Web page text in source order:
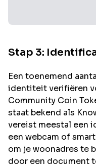
Stap 3:
Een toenemend
identiteit verifiëren
Community Coin
staat bekend als
vereist meestal een
een webcam of
om je woonadres te
door een document